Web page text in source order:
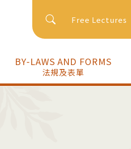
Free Lectures
法規及表單
BY-LAWS AND FORMS